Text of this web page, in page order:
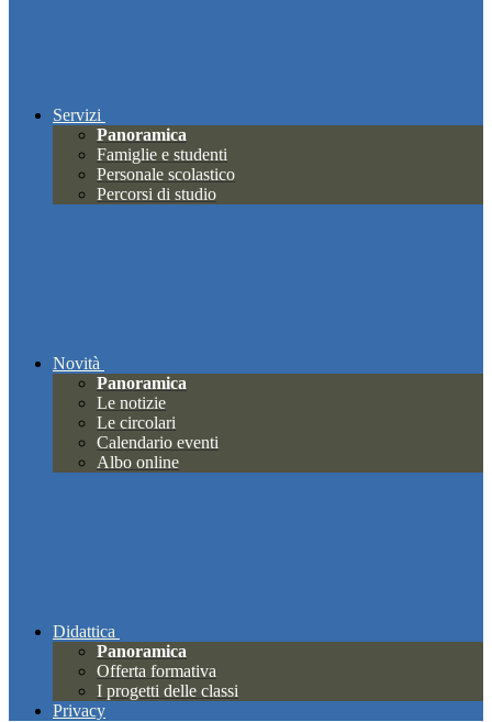
Servizi
Panoramica
Famiglie e studenti
Personale scolastico
Percorsi di studio
Novità
Panoramica
Le notizie
Le circolari
Calendario eventi
Albo online
Didattica
Panoramica
Offerta formativa
I progetti delle classi
Privacy